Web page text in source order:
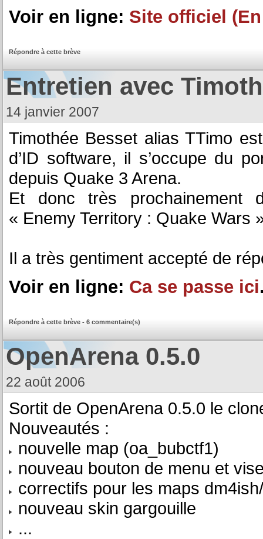
Voir en ligne: Site officiel
Répondre à cette brève
Entretien avec
14 janvier 2007
Timothée Besset alias TTimo
d’ID software, il s’occupe du
depuis Quake 3 Arena.
Et donc très prochainement
« Enemy Territory : Quake Wars
Il a très gentiment accepté de
Voir en ligne: Ca se passe ici
Répondre à cette brève - 6 commentaire(s)
OpenArena 0.5.0
22 août 2006
Sortit de OpenArena 0.5.0 le
Nouveautés :
nouvelle map (oa_bubctf1)
nouveau bouton de menu et
correctifs pour les maps
nouveau skin gargouille
...